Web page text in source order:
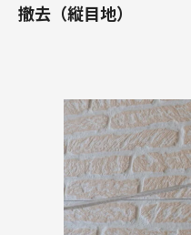
撤去（縦目地）